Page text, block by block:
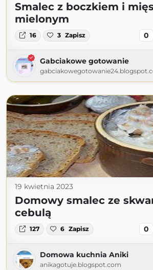
Smalec z boczkiem i
mielonym
16 3 Zapisz 0
Gabciakowe gotowanie
19 kwietnia 2023
Domowy smalec ze
cebulą
127 6 Zapisz 0
Domowa kuchnia Aniki
anikagotuje.blogspot.com